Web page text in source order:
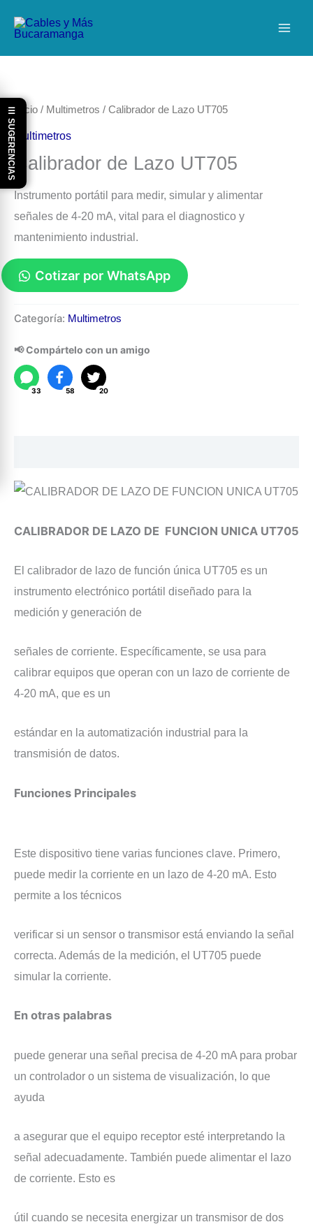
Inicio / Multimetros / Calibrador de Lazo UT705
Multimetros
Calibrador de Lazo UT705
Instrumento portátil para medir, simular y alimentar
señales de 4-20 mA, vital para el diagnostico y
mantenimiento industrial.
Cotizar por WhatsApp
de
Lazo
UT705
cantidad
Categoría: Multimetros
📢 Compártelo con un amigo
33 58 20
CALIBRADOR DE LAZO DE FUNCION UNICA UT705
El calibrador de lazo de función única UT705 es un
instrumento electrónico portátil diseñado para la
medición y generación de
señales de corriente. Específicamente, se usa para
calibrar equipos que operan con un lazo de corriente de
4-20 mA, que es un
estándar en la automatización industrial para la
transmisión de datos.
​Funciones Principales
Este dispositivo tiene varias funciones clave. Primero,
puede medir la corriente en un lazo de 4-20 mA. Esto
permite a los técnicos
verificar si un sensor o transmisor está enviando la señal
correcta. Además de la medición, el UT705 puede
simular la corriente.
En otras palabras
puede generar una señal precisa de 4-20 mA para probar
un controlador o un sistema de visualización, lo que
ayuda
a asegurar que el equipo receptor esté interpretando la
señal adecuadamente. También puede alimentar el lazo
de corriente. Esto es
útil cuando se necesita energizar un transmisor de dos
☰ SUGERENCIAS